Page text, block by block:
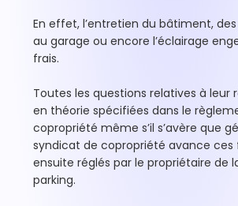
En effet, l’entretien du bâtiment, des
au garage ou encore l’éclairage
frais.
Toutes les questions relatives à leur
en théorie spécifiées dans le
copropriété même s’il s’avère que
syndicat de copropriété avance ces
ensuite réglés par le propriétaire de
parking.